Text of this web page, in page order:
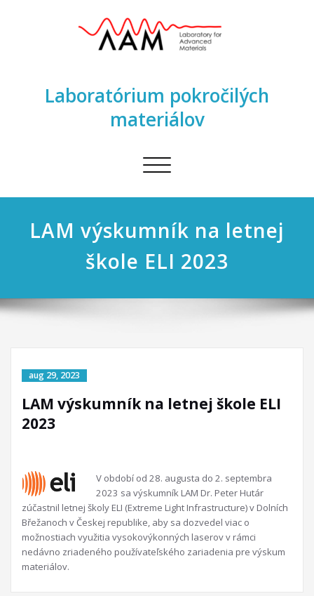
Laboratórium pokročilých
materiálov
Toggle
LAM výskumník na letnej
škole ELI 2023
LAM výskumník na letnej škole ELI
2023
V období od 28. augusta do 2. septembra
2023 sa výskumník LAM Dr. Peter Hutár
zúčastnil letnej školy ELI (Extreme Light Infrastructure) v Dolních
Břežanoch v Českej republike, aby sa dozvedel viac o
možnostiach využitia vysokovýkonných laserov v rámci
nedávno zriadeného používateľského zariadenia pre výskum
materiálov.